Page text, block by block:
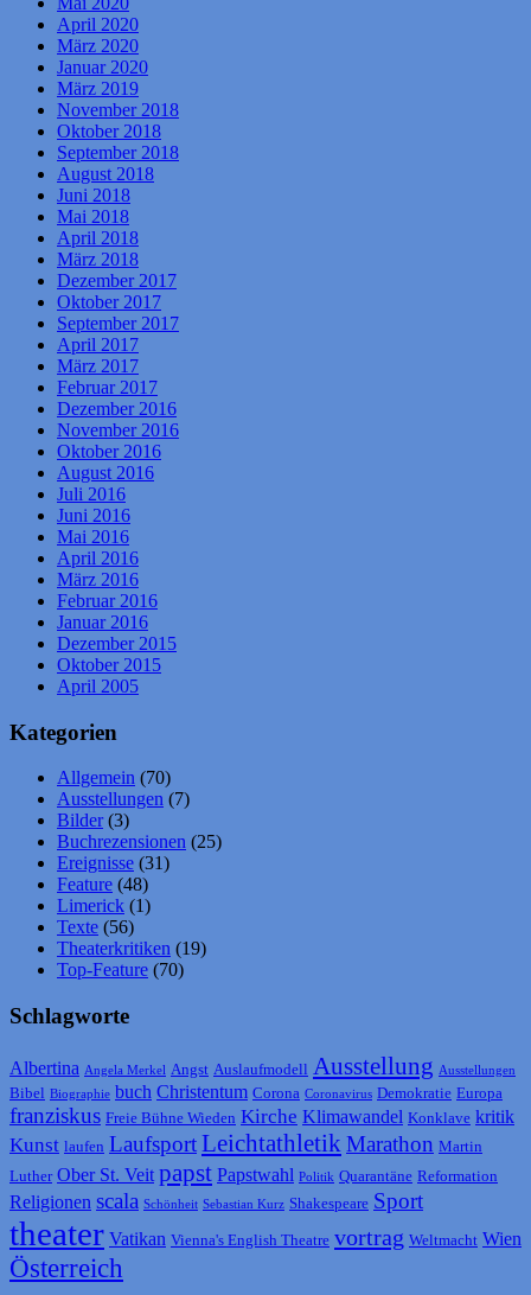
April 2020
März 2020
Januar 2020
März 2019
November 2018
Oktober 2018
September 2018
August 2018
Juni 2018
Mai 2018
April 2018
März 2018
Dezember 2017
Oktober 2017
September 2017
April 2017
März 2017
Februar 2017
Dezember 2016
November 2016
Oktober 2016
August 2016
Juli 2016
Juni 2016
Mai 2016
April 2016
März 2016
Februar 2016
Januar 2016
Dezember 2015
Oktober 2015
April 2005
Kategorien
Allgemein (70)
Ausstellungen (7)
Bilder(3)
Buchrezensionen (25)
Ereignisse (31)
Feature (48)
Limerick (1)
Texte (56)
Theaterkritiken (19)
Top-Feature (70)
Schlagworte
Albertina Angela Merkel Angst Auslaufmodell Ausstellung Ausstellungen
Bibel Biographie buch Christentum Corona Coronavirus Demokratie Europa
franziskus Freie Bühne Wieden Kirche Klimawandel Konklave kritik
Kunst laufen LaufsportLeichtathletikMarathon Martin
Luther Ober St. Veit papst Papstwahl Politik Quarantäne Reformation
Religionen scala Schönheit Sebastian Kurz Shakespeare Sport
theater Vatikan Vienna's English Theatre vortrag Weltmacht Wien
Österreich